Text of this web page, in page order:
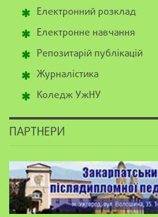
Електронний розклад
Електронне навчання
Репозитарій публікацій
Журналістика
Коледж УжНУ
ПАРТНЕРИ